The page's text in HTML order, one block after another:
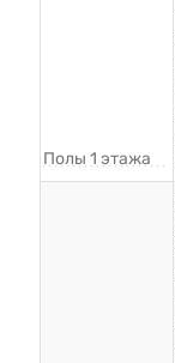
Полы 1 этажа